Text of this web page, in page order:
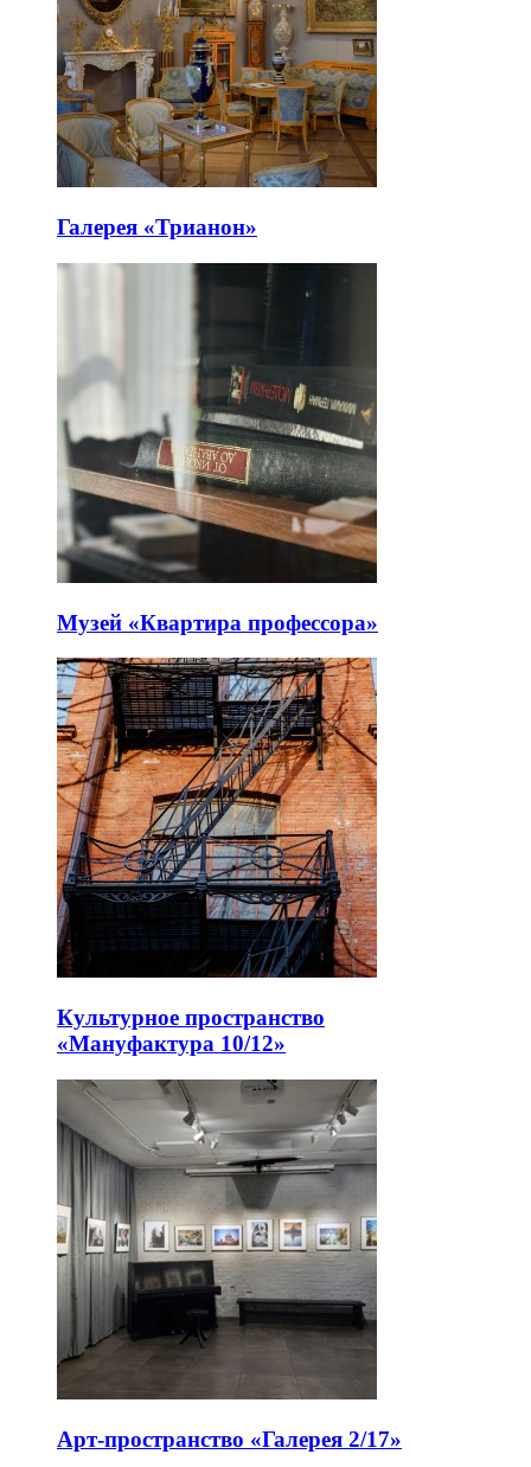
Галерея «Трианон»
Музей «Квартира профессора»
Культурное пространство
«Мануфактура 10/12»
Арт-пространство «Галерея 2/17»